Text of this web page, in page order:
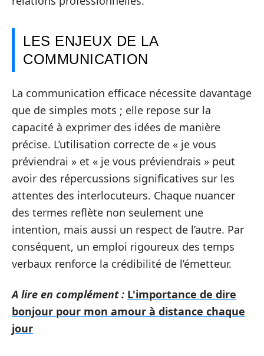
LES ENJEUX DE LA
COMMUNICATION
La communication efficace nécessite davantage
que de simples mots ; elle repose sur la
capacité à exprimer des idées de manière
précise. L’utilisation correcte de « je vous
préviendrai » et « je vous préviendrais » peut
avoir des répercussions significatives sur les
attentes des interlocuteurs. Chaque nuancer
des termes reflète non seulement une
intention, mais aussi un respect de l’autre. Par
conséquent, un emploi rigoureux des temps
verbaux renforce la crédibilité de l’émetteur.
A lire en complément : L'importance de dire
bonjour pour mon amour à distance chaque
jour